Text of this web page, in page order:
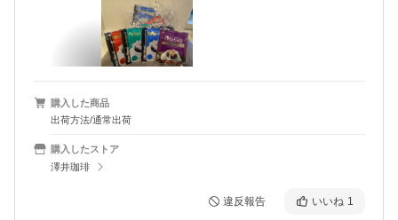
購入した商品
出荷方法/通常出荷
購入したストア
澤井珈琲
違反報告 いいね 1